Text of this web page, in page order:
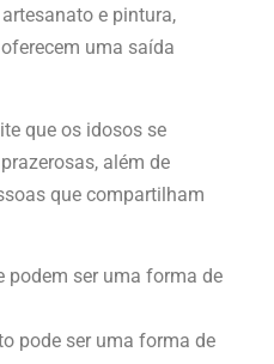
e pintura,
uma saída
que os idosos se
além de
que compartilham
podem ser uma forma de
pode ser uma forma de